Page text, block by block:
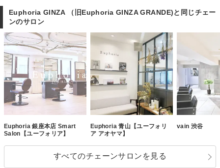
Euphoria GINZA （旧Euphoria GINZA GRANDE)と同じチェー
ンのサロン
Euphoria 銀座本店 Smart
Salon【ユーフォリア】
Euphoria 青山【ユーフォリ
ア アオヤマ】
vain 渋谷
すべてのチェーンサロンを見る